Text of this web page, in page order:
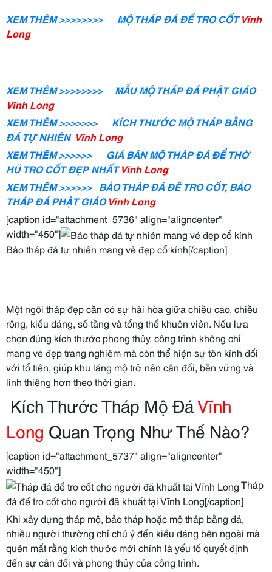
XEM THÊM >>>>>>>> MỘ THÁP ĐÁ ĐỂ TRO CỐTVĩnh
Long
XEM THÊM >>>>>>>> MẪU MỘ THÁP ĐÁ PHẬTGIÁO
Vĩnh Long
XEM THÊM >>>>>>> KÍCH THƯỚC MỘ THÁP BẰNG
ĐÁ TỰ NHIÊN Vĩnh Long
XEM THÊM >>>>>> GIÁ BÁN MỘ THÁP ĐÁ ĐỂ THỜ
HŨ TRO CỐT ĐẸP NHẤTVĩnh Long
XEM THÊM >>>>>> BẢO THÁP ĐÁ ĐỂ TRO CỐT, BẢO
THÁP ĐÁ PHẬT GIÁOVĩnh Long
[caption id="attachment_5736" align="aligncenter"
width="450"]
Bảo tháp đá tự nhiên mang vẻ đẹp cổ kính[/caption]
Một ngôi tháp đẹp cần có sự hài hòa giữa chiều cao, chiều
rộng, kiểu dáng, số tầng và tổng thể khuôn viên. Nếu lựa
chọn đúng kích thước phong thủy, công trình không chỉ
mang vẻ đẹp trang nghiêm mà còn thể hiện sự tôn kính đối
với tổ tiên, giúp khu lăng mộ trở nên cân đối, bền vững và
linh thiêng hơn theo thời gian.
Kích Thước Tháp Mộ ĐáVĩnh
Long Quan Trọng Như Thế Nào?
[caption id="attachment_5737" align="aligncenter"
width="450"]
Tháp
đá để tro cốt cho người đã khuất tại Vĩnh Long[/caption]
Khi xây dựng tháp mộ, bảo tháp hoặc mộ tháp bằng đá,
nhiều người thường chỉ chú ý đến kiểu dáng bên ngoài mà
quên mất rằng kích thước mới chính là yếu tố quyết định
đến sự cân đối và phong thủy của công trình.